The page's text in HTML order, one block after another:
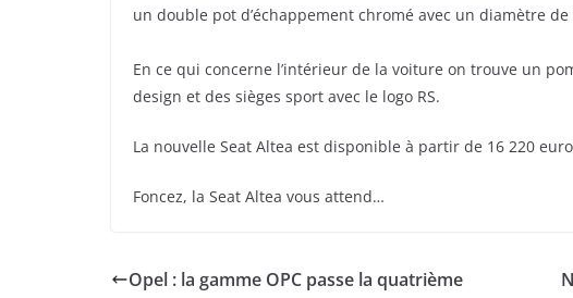
un double pot d’échappement chromé avec un diamètre
En ce qui concerne l’intérieur de la voiture on trouve un
design et des sièges sport avec le logo RS.
La nouvelle Seat Altea est disponible à partir de 16 220
Foncez, la Seat Altea vous attend…
Opel : la gamme OPC passe la quatrième